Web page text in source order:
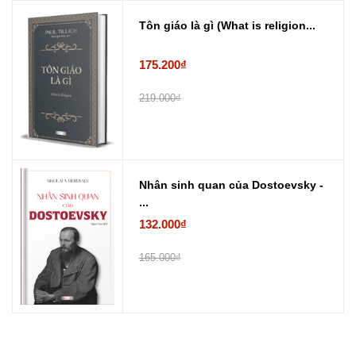
Tôn giáo là gì (What is religion...
175.200₫
219.000₫
Nhân sinh quan của Dostoevsky -
...
132.000₫
165.000₫